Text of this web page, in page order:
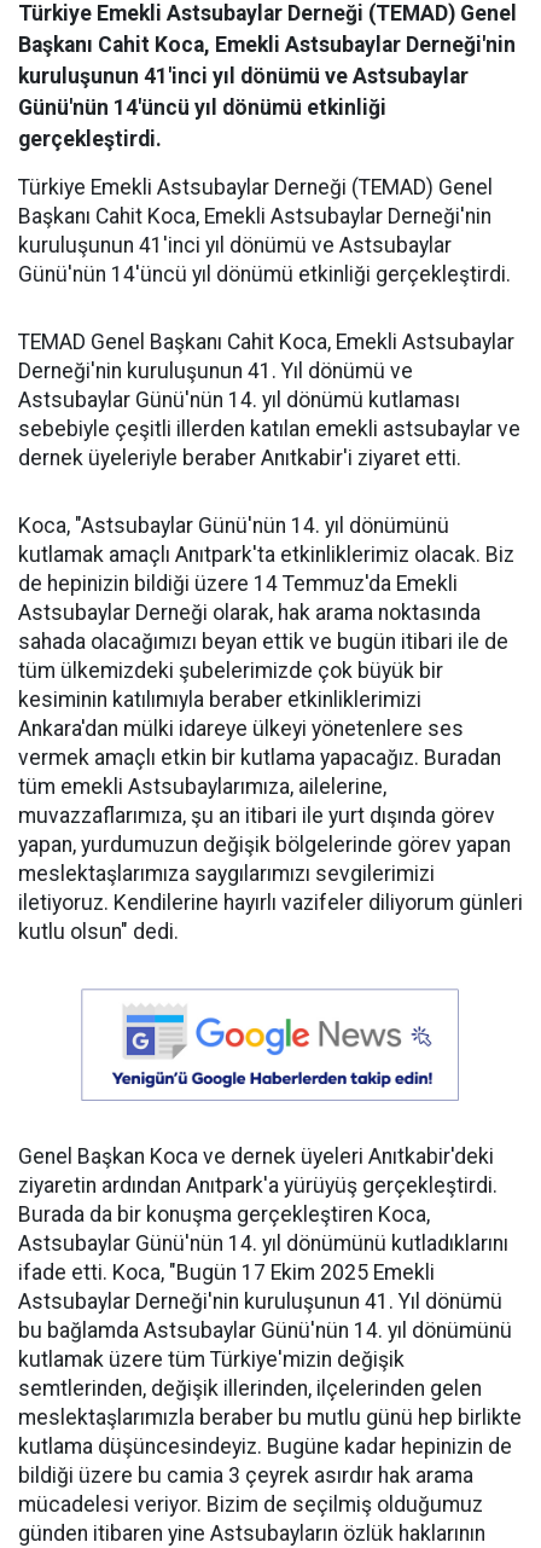
Türkiye Emekli Astsubaylar Derneği (TEMAD) Genel
Başkanı Cahit Koca, Emekli Astsubaylar Derneği'nin
kuruluşunun 41'inci yıl dönümü ve Astsubaylar
Günü'nün 14'üncü yıl dönümü etkinliği
gerçekleştirdi.
Türkiye Emekli Astsubaylar Derneği (TEMAD) Genel
Başkanı Cahit Koca, Emekli Astsubaylar Derneği'nin
kuruluşunun 41'inci yıl dönümü ve Astsubaylar
Günü'nün 14'üncü yıl dönümü etkinliği gerçekleştirdi.
TEMAD Genel Başkanı Cahit Koca, Emekli Astsubaylar
Derneği'nin kuruluşunun 41. Yıl dönümü ve
Astsubaylar Günü'nün 14. yıl dönümü kutlaması
sebebiyle çeşitli illerden katılan emekli astsubaylar ve
dernek üyeleriyle beraber Anıtkabir'i ziyaret etti.
Koca, "Astsubaylar Günü'nün 14. yıl dönümünü
kutlamak amaçlı Anıtpark'ta etkinliklerimiz olacak. Biz
de hepinizin bildiği üzere 14 Temmuz'da Emekli
Astsubaylar Derneği olarak, hak arama noktasında
sahada olacağımızı beyan ettik ve bugün itibari ile de
tüm ülkemizdeki şubelerimizde çok büyük bir
kesiminin katılımıyla beraber etkinliklerimizi
Ankara'dan mülki idareye ülkeyi yönetenlere ses
vermek amaçlı etkin bir kutlama yapacağız. Buradan
tüm emekli Astsubaylarımıza, ailelerine,
muvazzaflarımıza, şu an itibari ile yurt dışında görev
yapan, yurdumuzun değişik bölgelerinde görev yapan
meslektaşlarımıza saygılarımızı sevgilerimizi
iletiyoruz. Kendilerine hayırlı vazifeler diliyorum günleri
kutlu olsun" dedi.
Genel Başkan Koca ve dernek üyeleri Anıtkabir'deki
ziyaretin ardından Anıtpark'a yürüyüş gerçekleştirdi.
Burada da bir konuşma gerçekleştiren Koca,
Astsubaylar Günü'nün 14. yıl dönümünü kutladıklarını
ifade etti. Koca, "Bugün 17 Ekim 2025 Emekli
Astsubaylar Derneği'nin kuruluşunun 41. Yıl dönümü
bu bağlamda Astsubaylar Günü'nün 14. yıl dönümünü
kutlamak üzere tüm Türkiye'mizin değişik
semtlerinden, değişik illerinden, ilçelerinden gelen
meslektaşlarımızla beraber bu mutlu günü hep birlikte
kutlama düşüncesindeyiz. Bugüne kadar hepinizin de
bildiği üzere bu camia 3 çeyrek asırdır hak arama
mücadelesi veriyor. Bizim de seçilmiş olduğumuz
günden itibaren yine Astsubayların özlük haklarının